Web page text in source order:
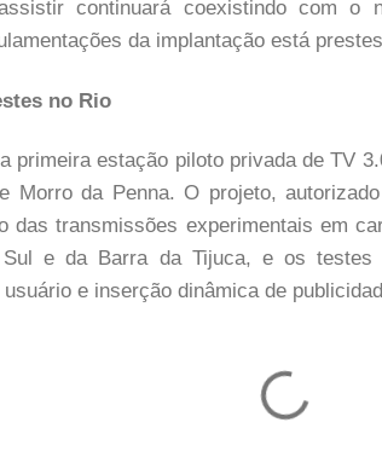
continuará coexistindo com o
da implantação está
no Rio
primeira estação piloto privada de TV
Morro da Penna. O projeto,
das transmissões experimentais em
e da Barra da Tijuca, e os testes
e inserção dinâmica de